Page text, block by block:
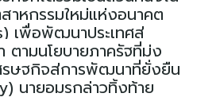
าหกรรมใหม่แห่งอนาคต
เพื่อพัฒนาประเทศสู่
ตามนโยบายภาครัฐที่มุ่ง
รษฐกิจสู่การพัฒนาที่ยั่งยืน
นายอมรกล่าวทิ้งท้าย